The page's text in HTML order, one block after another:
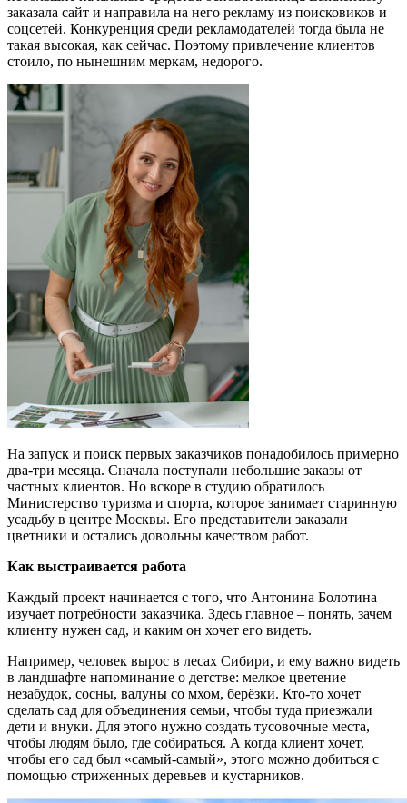
заказала сайт и направила на него рекламу из поисковиков и
соцсетей. Конкуренция среди рекламодателей тогда была не
такая высокая, как сейчас. Поэтому привлечение клиентов
стоило, по нынешним меркам, недорого.
На запуск и поиск первых заказчиков понадобилось примерно
два-три месяца. Сначала поступали небольшие заказы от
частных клиентов. Но вскоре в студию обратилось
Министерство туризма и спорта, которое занимает старинную
усадьбу в центре Москвы. Его представители заказали
цветники и остались довольны качеством работ.
Как выстраивается работа
Каждый проект начинается с того, что Антонина Болотина
изучает потребности заказчика. Здесь главное – понять, зачем
клиенту нужен сад, и каким он хочет его видеть.
Например, человек вырос в лесах Сибири, и ему важно видеть
в ландшафте напоминание о детстве: мелкое цветение
незабудок, сосны, валуны со мхом, берёзки. Кто-то хочет
сделать сад для объединения семьи, чтобы туда приезжали
дети и внуки. Для этого нужно создать тусовочные места,
чтобы людям было, где собираться. А когда клиент хочет,
чтобы его сад был «самый-самый», этого можно добиться с
помощью стриженных деревьев и кустарников.